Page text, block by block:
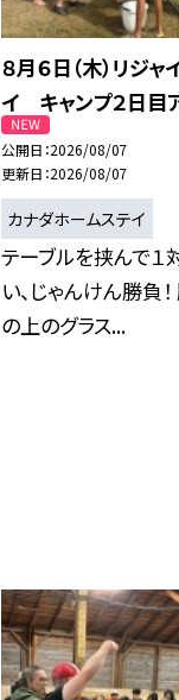
８月６日（木）リジ
イ キャンプ２日目
公開日 2026/08/07
更新日 2026/08/07
カナダホームステイ
テーブルを挟んで１
い、じゃんけん勝負
の上のグラス...